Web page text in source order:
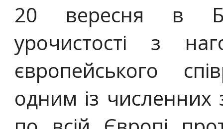
20 вересня в
урочистості з
європейського
одним із численних